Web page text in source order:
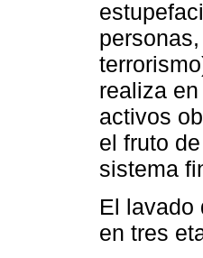
realiza
activos
el fruto
sistema
El lavado
en tres